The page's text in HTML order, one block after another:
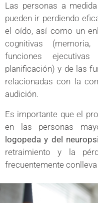
Las personas a
pueden ir perdiendo
el oído, así como un
cognitivas
funciones ejecutivas
planificación) y de las
relacionadas con la
audición.
Es importante que el
en las personas
logopeda y del
retraimiento y la
frecuentemente